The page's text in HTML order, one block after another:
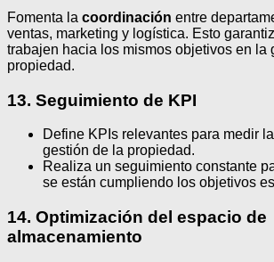
Fomenta la coordinación entre
ventas, marketing y logística. Esto
trabajen hacia los mismos objetivos en la
propiedad.
13. Seguimiento de KPI
Define KPIs relevantes para medir
gestión de la propiedad.
Realiza un seguimiento constante
se están cumpliendo los objetivos
14. Optimización del espacio de
almacenamiento